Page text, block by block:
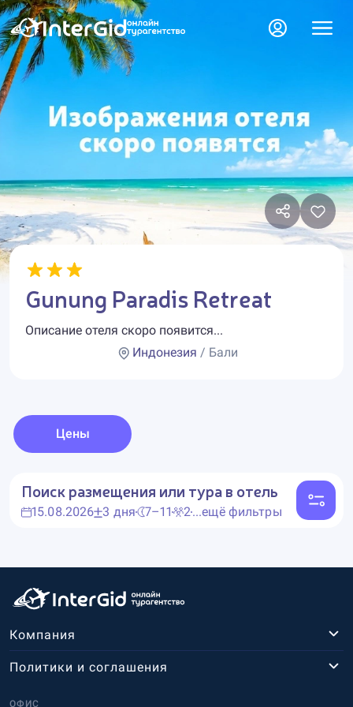
Gunung Paradis Retreat
Описание отеля скоро появится...
Индонезия / Бали
Цены
Поиск размещения или тура в отель
15.08.2026 3 дня 7–11 2...ещё фильтры
Компания
ОФИС
Политики и соглашения